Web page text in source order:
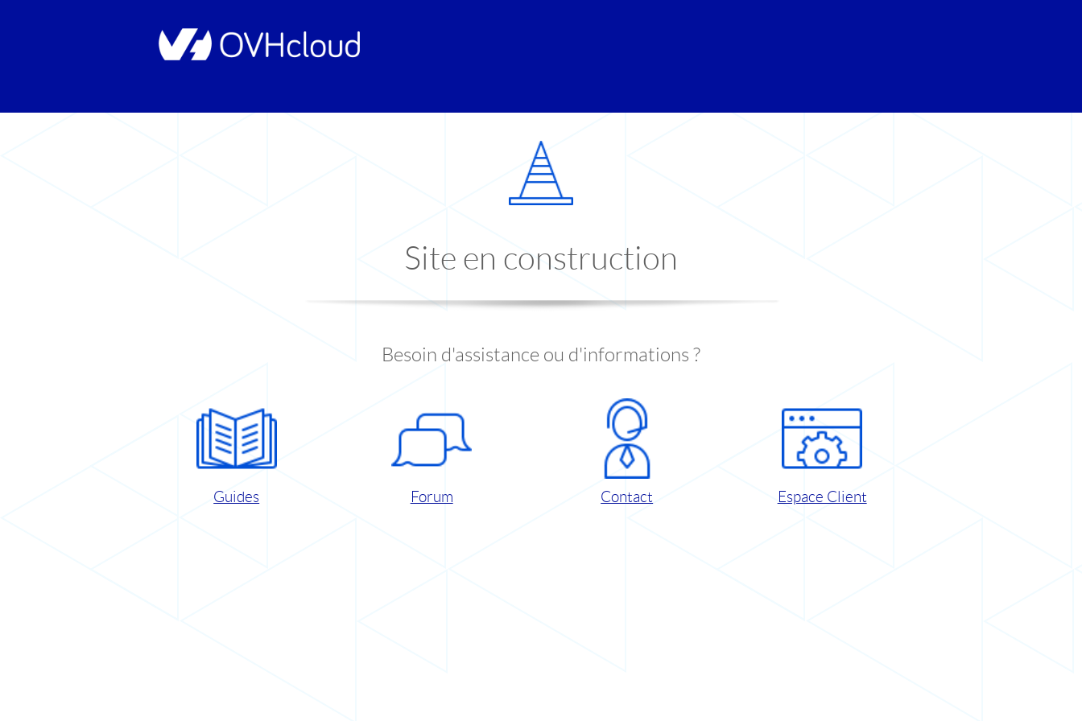
Site en construction
Besoin d'assistance ou d'informations ?
Guides Forum Contact Espace Client